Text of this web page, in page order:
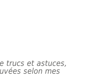
trucs et astuces,
selon mes